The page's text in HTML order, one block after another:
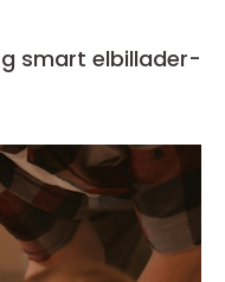
smart elbillader-